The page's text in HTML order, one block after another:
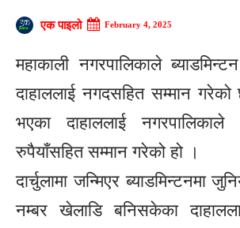
एक पाइलो February 4, 2025
महाकाली नगरपालिकाले
दाहाललाई नगदसहित सम्मान
भएका दाहाललाई
रुपैयाँसहित सम्मान गरेको हो ।
दार्चुलामा जन्मिएर ब्याडमिन्टनमा
नम्बर खेलाडि बनिसकेका